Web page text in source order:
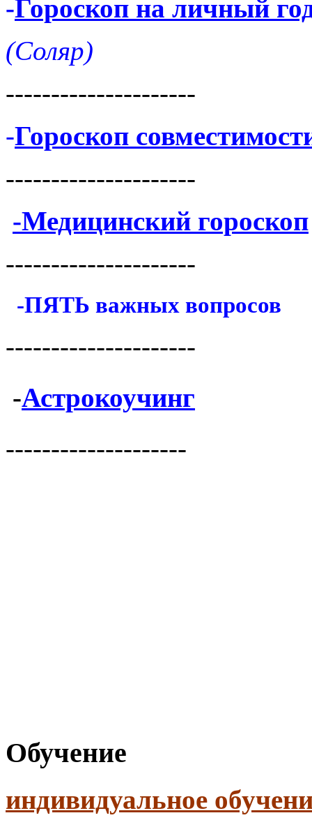
-Гороскоп на личный
(Соляр)
---------------------
-Гороскоп
---------------------
-Медицинский гороскоп
---------------------
-ПЯТЬ важных вопросов
---------------------
-Астрокоучинг
--------------------
Обучение
индивидуальное